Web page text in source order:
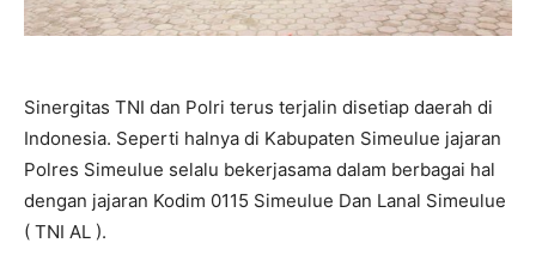
Sinergitas TNI dan Polri terus terjalin disetiap daerah di
Indonesia. Seperti halnya di Kabupaten Simeulue jajaran
Polres Simeulue selalu bekerjasama dalam berbagai hal
dengan jajaran Kodim 0115 Simeulue Dan Lanal Simeulue
( TNI AL ).